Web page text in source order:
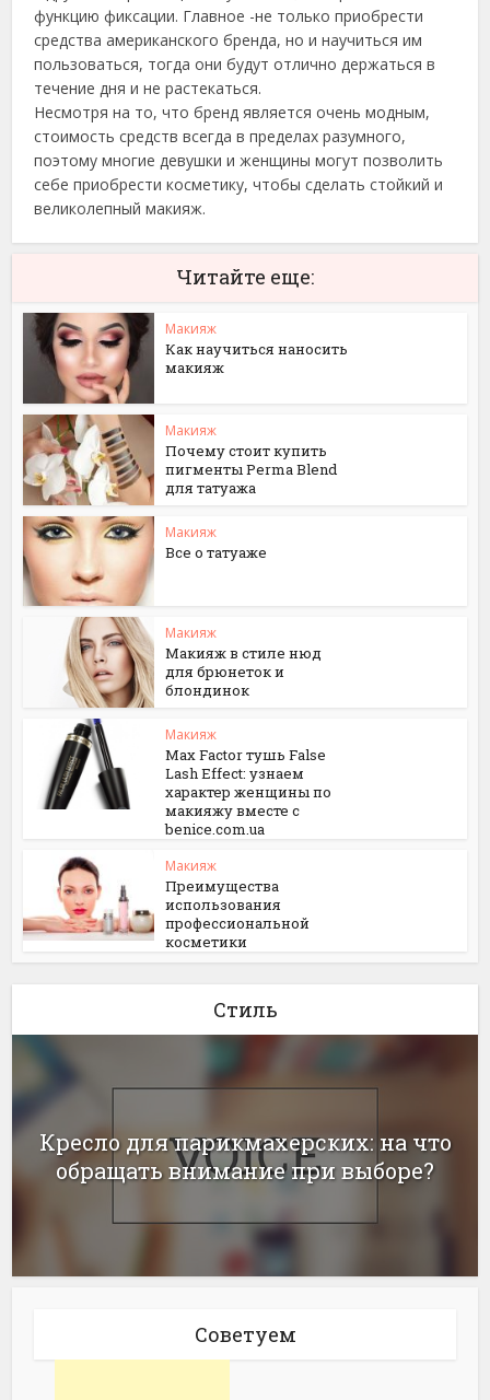
функцию фиксации. Главное -не только приобрести
средства американского бренда, но и научиться им
пользоваться, тогда они будут отлично держаться в
течение дня и не растекаться.
Несмотря на то, что бренд является очень модным,
стоимость средств всегда в пределах разумного,
поэтому многие девушки и женщины могут позволить
себе приобрести косметику, чтобы сделать стойкий и
великолепный макияж.
Читайте еще:
Макияж
Как научиться наносить
макияж
Макияж
Почему стоит купить
пигменты Perma Blend
для татуажа
Макияж
Все о татуаже
Макияж
Макияж в стиле нюд
для брюнеток и
блондинок
Макияж
Max Factor тушь False
Lash Effect: узнаем
характер женщины по
макияжу вместе с
benice.com.ua
Макияж
Преимущества
использования
профессиональной
косметики
Стиль
Кресло для парикмахерских: на что
обращать внимание при выборе?
Советуем